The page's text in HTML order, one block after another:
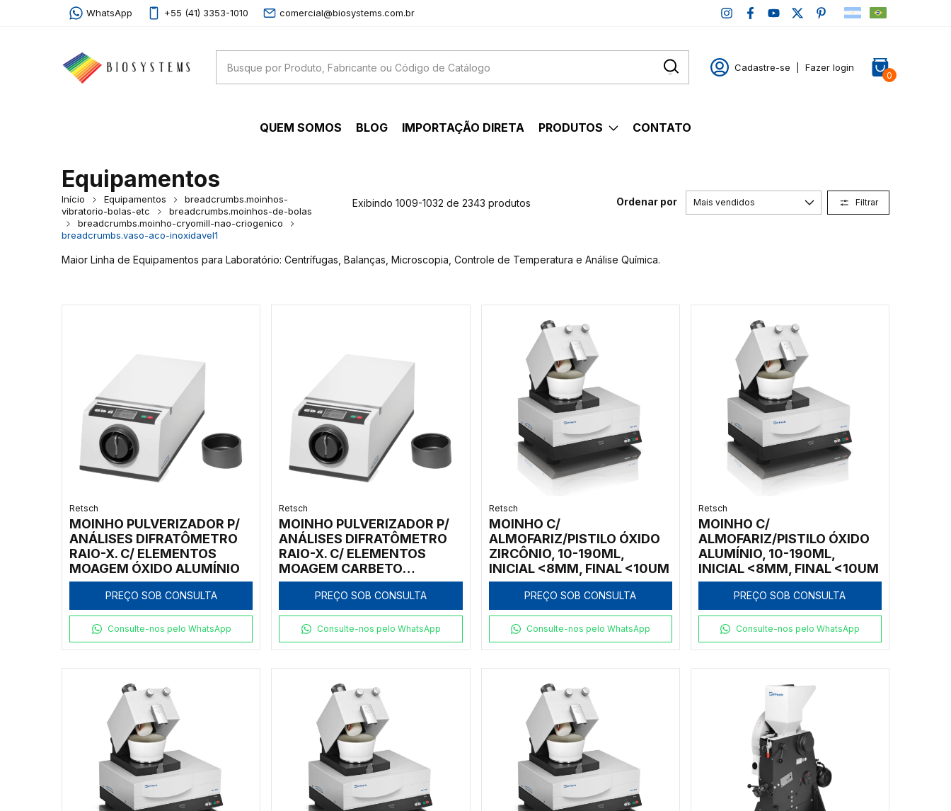
WhatsApp +55 (41) 3353-1010 comercial@biosystems.com.br
Cadastre-se Fazer login
0
QUEM SOMOS BLOG IMPORTAÇÃO DIRETA PRODUTOS CONTATO
Equipamentos
Início Equipamentos
breadcrumbs.moinhos-
vibratorio-bolas-etc
breadcrumbs.moinhos-de-bolas
breadcrumbs.moinho-cryomill-nao-criogenico
breadcrumbs.vaso-aco-inoxidavel1
Exibindo 1009-1032 de 2343 produtos Ordenar por Filtrar
Maior Linha de Equipamentos para Laboratório: Centrífugas, Balanças, Microscopia, Controle de Temperatura e Análise Química.
Retsch
MOINHO PULVERIZADOR P/
ANÁLISES DIFRATÔMETRO
RAIO-X. C/ ELEMENTOS
MOAGEM ÓXIDO ALUMÍNIO
PREÇO SOB CONSULTA
Consulte-nos pelo WhatsApp
Retsch
MOINHO PULVERIZADOR P/
ANÁLISES DIFRATÔMETRO
RAIO-X. C/ ELEMENTOS
MOAGEM CARBETO
TUNGSTÊNIO
PREÇO SOB CONSULTA
Consulte-nos pelo WhatsApp
Retsch
MOINHO C/
ALMOFARIZ/PISTILO ÓXIDO
ZIRCÔNIO, 10-190ML,
INICIAL <8MM, FINAL <10UM
PREÇO SOB CONSULTA
Consulte-nos pelo WhatsApp
Retsch
MOINHO C/
ALMOFARIZ/PISTILO ÓXIDO
ALUMÍNIO, 10-190ML,
INICIAL <8MM, FINAL <10UM
PREÇO SOB CONSULTA
Consulte-nos pelo WhatsApp